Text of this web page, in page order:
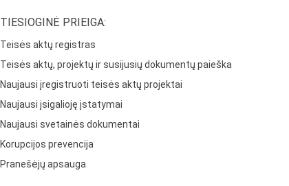
TIESIOGINĖ PRIEIGA:
Teisės aktų registras
Teisės aktų, projektų ir susijusių dokumentų paieška
Naujausi įregistruoti teisės aktų projektai
Naujausi įsigalioję įstatymai
Naujausi svetainės dokumentai
Korupcijos prevencija
Pranešėjų apsauga